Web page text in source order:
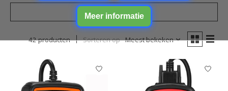
Filters weergeven
42 producten Sorteren op Meest bekeken